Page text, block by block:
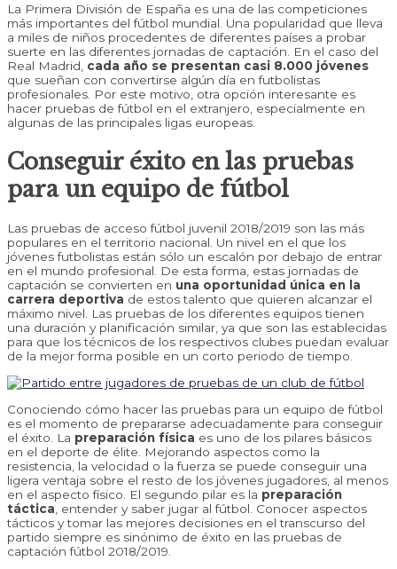
La Primera División de España es una de las competiciones
más importantes del fútbol mundial. Una popularidad que lleva
a miles de niños procedentes de diferentes países a probar
suerte en las diferentes jornadas de captación. En el caso del
Real Madrid, cada año se presentan casi 8.000 jóvenes
que sueñan con convertirse algún día en futbolistas
profesionales. Por este motivo, otra opción interesante es
hacer pruebas de fútbol en el extranjero, especialmente en
algunas de las principales ligas europeas.
Conseguir éxito en las pruebas
para un equipo de fútbol
Las pruebas de acceso fútbol juvenil 2018/2019 son las más
populares en el territorio nacional. Un nivel en el que los
jóvenes futbolistas están sólo un escalón por debajo de entrar
en el mundo profesional. De esta forma, estas jornadas de
captación se convierten en una oportunidad única en la
carrera deportiva de estos talento que quieren alcanzar el
máximo nivel. Las pruebas de los diferentes equipos tienen
una duración y planificación similar, ya que son las establecidas
para que los técnicos de los respectivos clubes puedan evaluar
de la mejor forma posible en un corto periodo de tiempo.
Conociendo cómo hacer las pruebas para un equipo de fútbol
es el momento de prepararse adecuadamente para conseguir
el éxito. La preparación física es uno de los pilares básicos
en el deporte de élite. Mejorando aspectos como la
resistencia, la velocidad o la fuerza se puede conseguir una
ligera ventaja sobre el resto de los jóvenes jugadores, al menos
en el aspecto físico. El segundo pilar es la preparación
táctica , entender y saber jugar al fútbol. Conocer aspectos
tácticos y tomar las mejores decisiones en el transcurso del
partido siempre es sinónimo de éxito en las pruebas de
captación fútbol 2018/2019.